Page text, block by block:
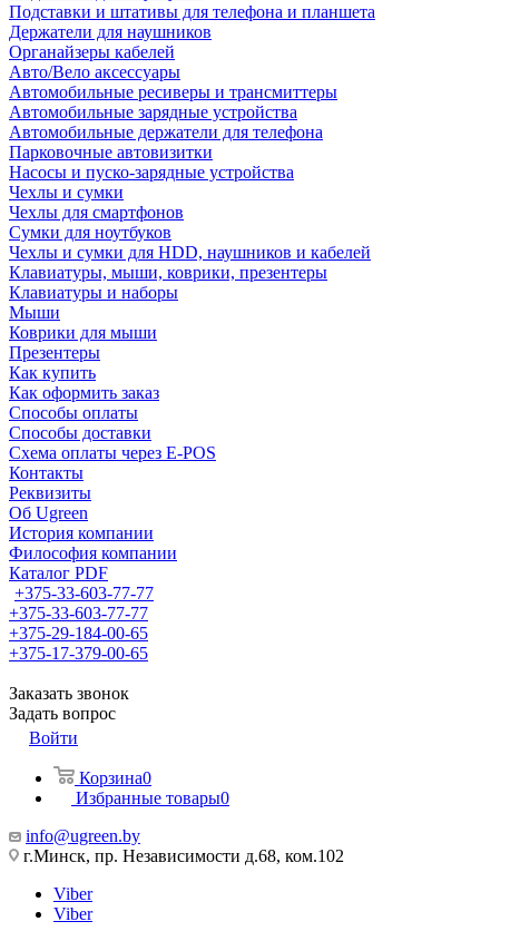
Подставки и штативы для телефона и планшета
Держатели для наушников
Органайзеры кабелей
Авто/Вело аксессуары
Автомобильные ресиверы и трансмиттеры
Автомобильные зарядные устройства
Автомобильные держатели для телефона
Парковочные автовизитки
Насосы и пуско-зарядные устройства
Чехлы и сумки
Чехлы для смартфонов
Сумки для ноутбуков
Чехлы и сумки для HDD, наушников и кабелей
Клавиатуры, мыши, коврики, презентеры
Клавиатуры и наборы
Мыши
Коврики для мыши
Презентеры
Как купить
Как оформить заказ
Способы оплаты
Способы доставки
Схема оплаты через E-POS
Контакты
Реквизиты
Об Ugreen
История компании
Философия компании
Каталог PDF
+375-33-603-77-77
+375-33-603-77-77
+375-29-184-00-65
+375-17-379-00-65
Заказать звонок
Задать вопрос
Войти
Корзина0
Избранные товары0
info@ugreen.by
г.Минск, пр. Независимости д.68, ком.102
Viber
Viber